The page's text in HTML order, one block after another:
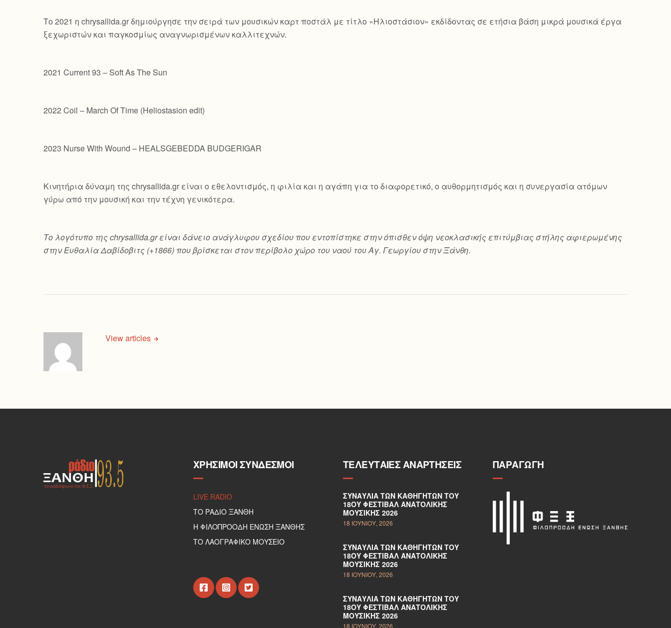
Το 2021 η chrysallida.gr δημιούργησε την σειρά των μουσικών καρτ ποστάλ με τίτλο «Ηλιοστάσιον» εκδίδοντας σε ετήσια βάση μικρά μουσικά έργα
ξεχωριστών και παγκοσμίως αναγνωρισμένων καλλιτεχνών.
2021 Current 93 – Soft As The Sun
2022 Coil – March Of Time (Heliostasion edit)
2023 Nurse With Wound – HEALSGEBEDDA BUDGERIGAR
Κινητήρια δύναμη της chrysallida.gr είναι ο εθελοντισμός, η φιλία και η αγάπη για το διαφορετικό, ο αυθορμητισμός και η συνεργασία ατόμων
γύρω από την μουσική και την τέχνη γενικότερα.
Το λογότυπο της chrysallida.gr είναι δάνειο ανάγλυφου σχεδίου που εντοπίστηκε στην όπισθεν όψη νεοκλασικής επιτύμβιας στήλης αφιερωμένης
στην Ευθαλία Δαβίδοβιτς (+1866) που βρίσκεται στον περίβολο χώρο του ναού του Αγ. Γεωργίου στην Ξάνθη.
View articles
ΧΡΉΣΙΜΟΙ ΣΎΝΔΕΣΜΟΙ
LIVE RADIO
ΤΟ ΡΑΔΙΟ ΞΑΝΘΗ
Η ΦΙΛΟΠΡΟΟΔΗ ΕΝΩΣΗ ΞΑΝΘΗΣ
ΤΟ ΛΑΟΓΡΑΦΙΚΟ ΜΟΥΣΕΙΟ
ΤΕΛΕΥΤΑΊΕΣ ΑΝΑΡΤΉΣΕΙΣ
ΣΥΝΑΥΛΊΑ ΤΩΝ ΚΑΘΗΓΗΤΏΝ ΤΟΥ
18ΟΥ ΦΕΣΤΙΒΆΛ ΑΝΑΤΟΛΙΚΉΣ
ΜΟΥΣΙΚΉΣ 2026
18 ΙΟΥΝΊΟΥ, 2026
ΣΥΝΑΥΛΊΑ ΤΩΝ ΚΑΘΗΓΗΤΏΝ ΤΟΥ
18ΟΥ ΦΕΣΤΙΒΆΛ ΑΝΑΤΟΛΙΚΉΣ
ΜΟΥΣΙΚΉΣ 2026
18 ΙΟΥΝΊΟΥ, 2026
ΣΥΝΑΥΛΊΑ ΤΩΝ ΚΑΘΗΓΗΤΏΝ ΤΟΥ
18ΟΥ ΦΕΣΤΙΒΆΛ ΑΝΑΤΟΛΙΚΉΣ
ΜΟΥΣΙΚΉΣ 2026
18 ΙΟΥΝΊΟΥ, 2026
ΠΑΡΑΓΩΓΉ